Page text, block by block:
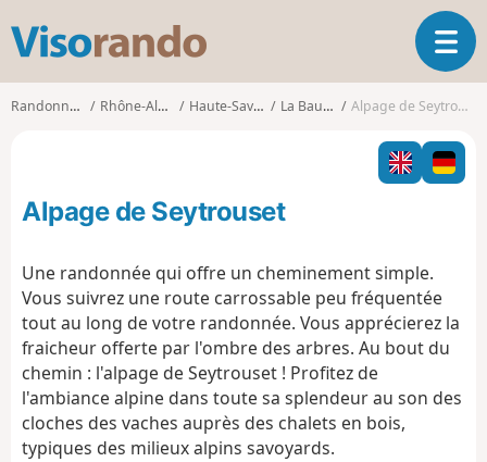
s
o
o
O
u
i
r
l
g
a
i
Randonnées Rhône-Alpes Haute-Savoie La Baume Alpage de Seytrouset
Alpage de Seytrouset
Une randonnée qui offre un cheminement simple.
Vous suivrez une route carrossable peu fréquentée
tout au long de votre randonnée. Vous apprécierez la
fraicheur offerte par l'ombre des arbres. Au bout du
chemin : l'alpage de Seytrouset ! Profitez de
l'ambiance alpine dans toute sa splendeur au son des
cloches des vaches auprès des chalets en bois,
typiques des milieux alpins savoyards.